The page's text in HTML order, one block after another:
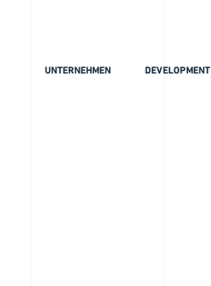
UNTERNEHMEN DEVELOPMENT